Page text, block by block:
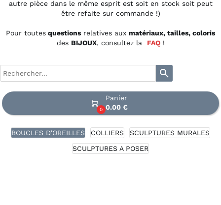
autre pièce dans le même esprit est soit en stock soit peut
être refaite sur commande !)
Pour toutes questions relatives aux matériaux, tailles, coloris
des BIJOUX, consultez la FAQ!
search

0
Panier
0.00 €
BOUCLES D'OREILLES COLLIERS
SCULPTURES MURALES
SCULPTURES A POSER